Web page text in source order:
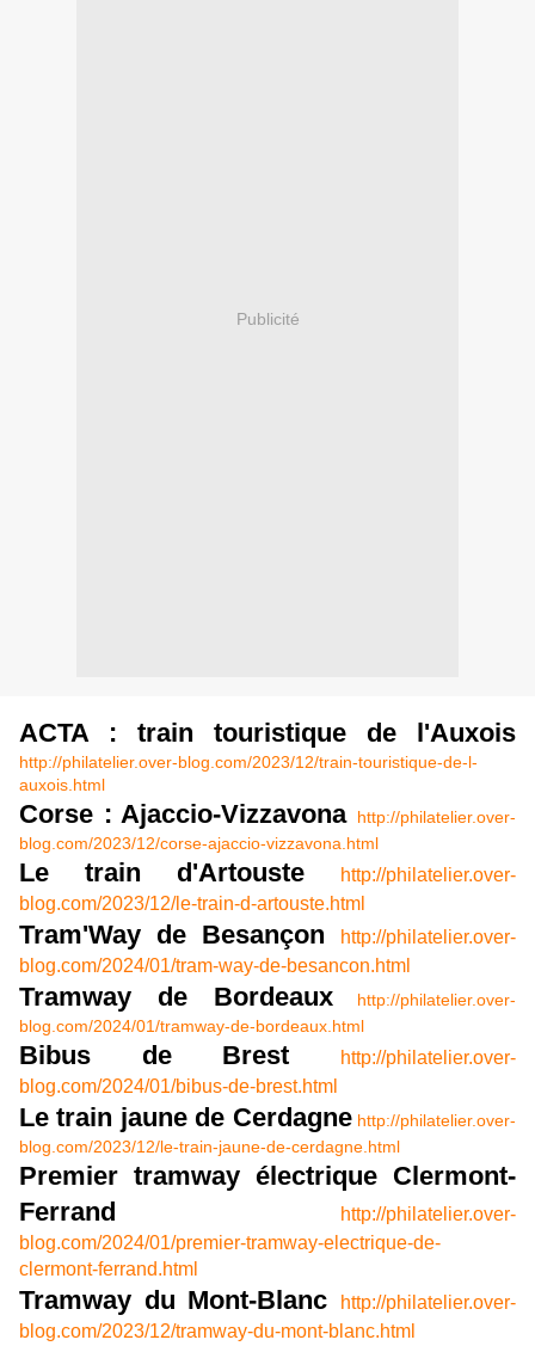
Publicité
ACTA : train touristique de l'Auxois
http://philatelier.over-blog.com/2023/12/train-touristique-de-l-
auxois.html
Corse : Ajaccio-Vizzavona
http://philatelier.over-
blog.com/2023/12/corse-ajaccio-vizzavona.html
Le train d'Artouste
http://philatelier.over-
blog.com/2023/12/le-train-d-artouste.html
Tram'Way de Besançon
http://philatelier.over-
blog.com/2024/01/tram-way-de-besancon.html
Tramway de Bordeaux
http://philatelier.over-
blog.com/2024/01/tramway-de-bordeaux.html
Bibus de Brest
http://philatelier.over-
blog.com/2024/01/bibus-de-brest.html
Le train jaune de Cerdagne http://philatelier.over-
blog.com/2023/12/le-train-jaune-de-cerdagne.html
Premier tramway électrique Clermont-
Ferrand
http://philatelier.over-
blog.com/2024/01/premier-tramway-electrique-de-
clermont-ferrand.html
Tramway du Mont-Blanc
http://philatelier.over-
blog.com/2023/12/tramway-du-mont-blanc.html